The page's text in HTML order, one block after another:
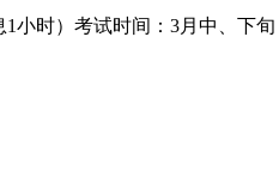
小时）考试时间：3月中、下